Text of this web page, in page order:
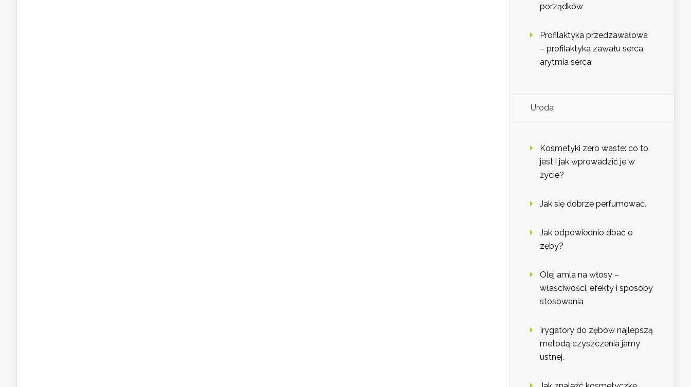
porządków
Profilaktyka przedzawałowa
– profilaktyka zawału serca,
arytmia serca
Uroda
Kosmetyki zero waste: co to
jest i jak wprowadzić je w
życie?
Jak się dobrze perfumować.
Jak odpowiednio dbać o
zęby?
Olej amla na włosy –
właściwości, efekty i sposoby
stosowania
Irygatory do zębów najlepszą
metodą czyszczenia jamy
ustnej.